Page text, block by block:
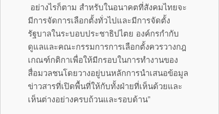
อย่างไรก็ตาม สำหรับในอนาคตที่สังคมไทยจะ
มีการจัดการเลือกตั้งทั่วไปและมีการจัดตั้ง
รัฐบาลในระบอบประชาธิปไตย องค์กรกำกับ
ดูแลและคณะกรรมการการเลือกตั้งควรวางกฎ
เกณฑ์กติกาเพื่อให้มีกรอบในการทำงานของ
สื่อมวลชนโดยวางอยู่บนหลักการนำเสนอข้อมูล
ข่าวสารที่เปิดพื้นที่ให้กับทั้งฝ่ายที่เห็นด้วยและ
เห็นต่างอย่างครบถ้วนและรอบด้าน”